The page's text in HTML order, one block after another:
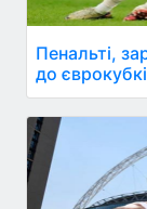
Пенальті,
до